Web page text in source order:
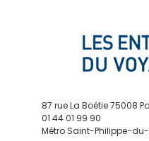
87 rue La Boétie 75008
01 44 01 99 90
Métro Saint-Philippe-du-